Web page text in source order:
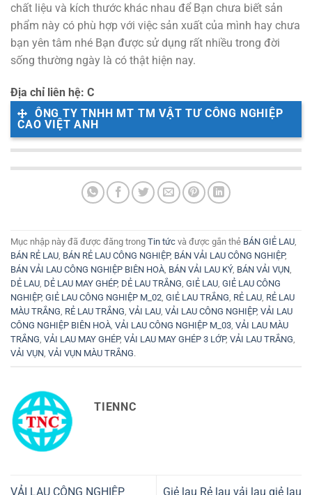
chất liệu và kích thước khác nhau để Bạn chưa biết sản
phẩm này có phù hợp với việc sản xuất của mình hay chưa
bạn yên tâm nhé Bạn được sử dụng rất nhiều trong đời
sống thường ngày là có thật hiện nay.
Địa chỉ liên hệ: C
ÔNG TY TNHH MT TM VẬT TƯ CÔNG NGHIỆP
CAO VIỆT ANH
Mục nhập này đã được đăng trong Tin tức và được gắn thẻ BÁN GIẺ LAU,
BÁN RẺ LAU, BÁN RẺ LAU CÔNG NGHIỆP, BÁN VẢI LAU CÔNG NGHIỆP,
BÁN VẢI LAU CÔNG NGHIỆP BIÊN HOÀ, BÁN VẢI LAU KÝ, BÁN VẢI VỤN,
DẺ LAU, DẺ LAU MAY GHÉP, DẺ LAU TRẮNG, GIẺ LAU, GIẺ LAU CÔNG
NGHIỆP, GIẺ LAU CÔNG NGHIỆP M_02, GIẺ LAU TRẮNG, RẺ LAU, RẺ LAU
MÀU TRẮNG, RẺ LAU TRẮNG, VẢI LAU, VẢI LAU CÔNG NGHIỆP, VẢI LAU
CÔNG NGHIỆP BIÊN HOÀ, VẢI LAU CÔNG NGHIỆP M_03, VẢI LAU MÀU
TRẮNG, VẢI LAU MAY GHÉP, VẢI LAU MAY GHÉP 3 LỚP, VẢI LAU TRẮNG,
VẢI VỤN, VẢI VỤN MÀU TRẮNG.
TIENNC
VẢI LAU CÔNG NGHIỆP Giẻ lau Rẻ lau vải lau giẻ lau